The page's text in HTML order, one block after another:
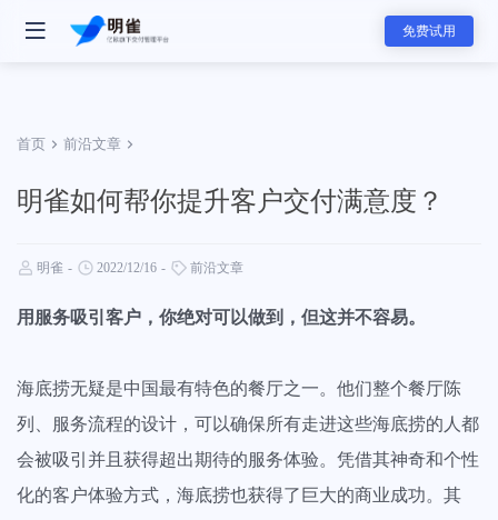
免费试用
- 明雀产品
用更专业的方式发送和展示销售素材
- 主要功能
任务管理
软件服务团队
软件服务的全新标准，可视化服务流程和实时项目进展同步，全面提升
赢单概率和交付服务满意度
咨询服务团队
- 分类
首页 前沿文章
明雀如何帮你提升客户交付满意度？
明雀 - 2022/12/16 - 前沿文章
用服务吸引客户，你绝对可以做到，但这并不容易。
海底捞无疑是中国最有特色的餐厅之一。他们整个餐厅陈
列、服务流程的设计，可以确保所有走进这些海底捞的人都
会被吸引并且获得超出期待的服务体验。凭借其神奇和个性
化的客户体验方式，海底捞也获得了巨大的商业成功。其